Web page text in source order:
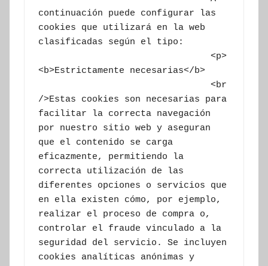
continuación puede configurar las
cookies que utilizará en la web
clasificadas según el tipo:
<b>Estrictamente necesarias</b>
/>Estas cookies son necesarias para
facilitar la correcta navegación
por nuestro sitio web y aseguran
que el contenido se carga
eficazmente, permitiendo la
correcta utilización de las
diferentes opciones o servicios que
en ella existen cómo, por ejemplo,
realizar el proceso de compra o,
controlar el fraude vinculado a la
seguridad del servicio. Se incluyen
cookies analíticas anónimas y